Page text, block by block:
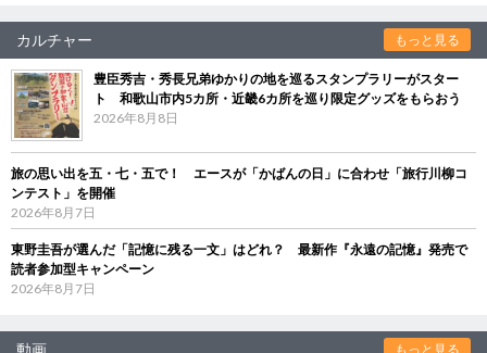
カルチャー もっと見る
豊臣秀吉・秀長兄弟ゆかりの地を巡るスタンプラリーがスター
ト 和歌山市内5カ所・近畿6カ所を巡り限定グッズをもらおう
2026年8月8日
旅の思い出を五・七・五で！ エースが「かばんの日」に合わせ「旅行川柳コ
ンテスト」を開催
2026年8月7日
東野圭吾が選んだ「記憶に残る一文」はどれ？ 最新作『永遠の記憶』発売で
読者参加型キャンペーン
2026年8月7日
動画 もっと見る